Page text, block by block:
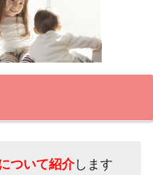
ついて紹介します